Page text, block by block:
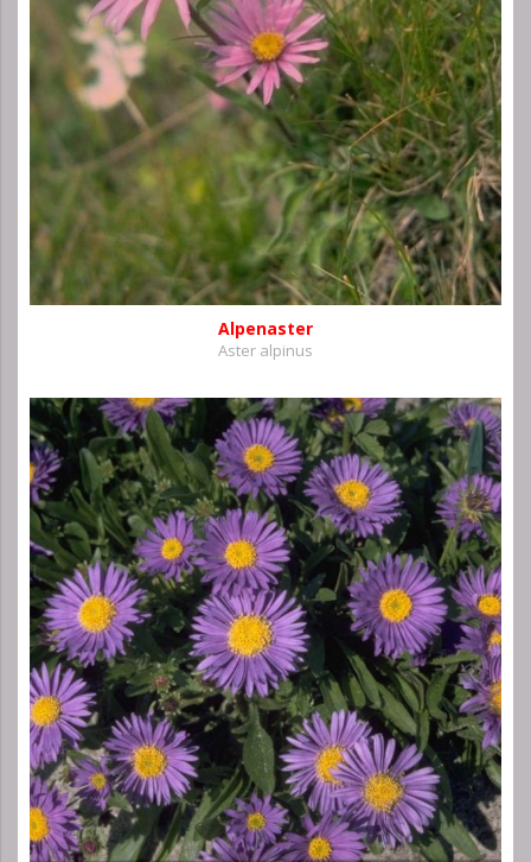
Alpenaster
Aster alpinus